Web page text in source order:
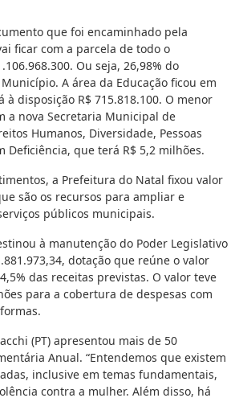
que foi encaminhado pela
ficar com a parcela de todo o
Ou seja, 26,98% do
A área da Educação ficou em
à disposição R$ 715.818.100. O menor
a nova Secretaria Municipal de
Humanos, Diversidade, Pessoas
Deficiência, que terá R$ 5,2 milhões.
a Prefeitura do Natal fixou valor
são os recursos para ampliar e
públicos municipais.
à manutenção do Poder Legislativo
dotação que reúne o valor
das receitas previstas. O valor teve
para a cobertura de despesas com
(PT) apresentou mais de 50
Anual. “Entendemos que existem
inclusive em temas fundamentais,
contra a mulher. Além disso, há